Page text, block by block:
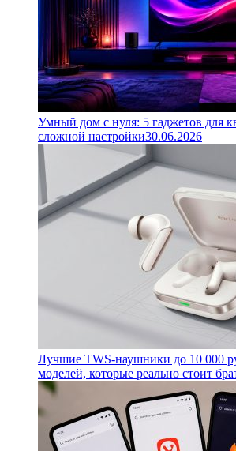
Умный дом с нуля: 5 гаджетов для
сложной настройки30.06.2026
Лучшие TWS-наушники до 10 000
моделей, которые реально стоит